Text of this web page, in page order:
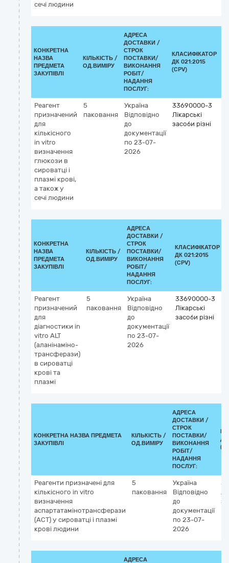
сечі людини
КОНКРЕТНА
НАЗВА
ПРЕДМЕТА
ЗАКУПІВЛІ
КІЛЬКІСТЬ /
ОД.ВИМІРУ
АДРЕСА
ДОСТАВКИ /
СТРОК
ПОСТАВКИ/
ВИКОНАННЯ
РОБІТ/
НАДАННЯ
ПОСЛУГ:
КЛАСИФІКАТОР
ДК 021:2015
(CPV)
Реагент
призначений
для
кількісного
in vitro
визначення
глюкози в
сироватці і
плазмі крові,
а також у
сечі людини
5
паковання
Україна
Відповідно
до
документації
по 23-07-
2026
33690000-3
Лікарські
засоби різні
КОНКРЕТНА
НАЗВА
ПРЕДМЕТА
ЗАКУПІВЛІ
КІЛЬКІСТЬ /
ОД.ВИМІРУ
АДРЕСА
ДОСТАВКИ /
СТРОК
ПОСТАВКИ/
ВИКОНАННЯ
РОБІТ/
НАДАННЯ
ПОСЛУГ:
КЛАСИФІКАТОР
ДК 021:2015
(CPV)
Реагент
призначений
для
діагностики in
vitro ALT
(аланінаміно-
трансферази)
в сироватці
крові та
плазмі
5
паковання
Україна
Відповідно
до
документації
по 23-07-
2026
33690000-3
Лікарські
засоби різні
КОНКРЕТНА НАЗВА ПРЕДМЕТА
ЗАКУПІВЛІ
КІЛЬКІСТЬ /
ОД.ВИМІРУ
АДРЕСА
ДОСТАВКИ /
СТРОК
ПОСТАВКИ/
ВИКОНАННЯ
РОБІТ/
НАДАННЯ
ПОСЛУГ:
ДК
Реагенти призначені для
кількісного in vitro
визначення
аспартатамінотрансферази
(AСТ) у сироватці і плазмі
крові людини
5
паковання
Україна
Відповідно
до
документації
по 23-07-
2026
АДРЕСА